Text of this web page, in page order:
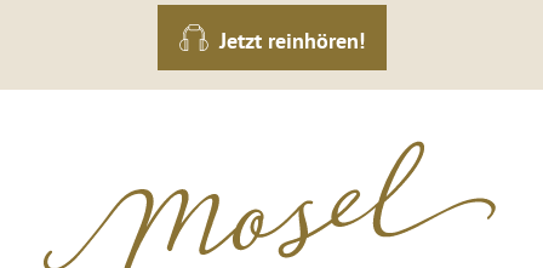
Jetzt reinhören!